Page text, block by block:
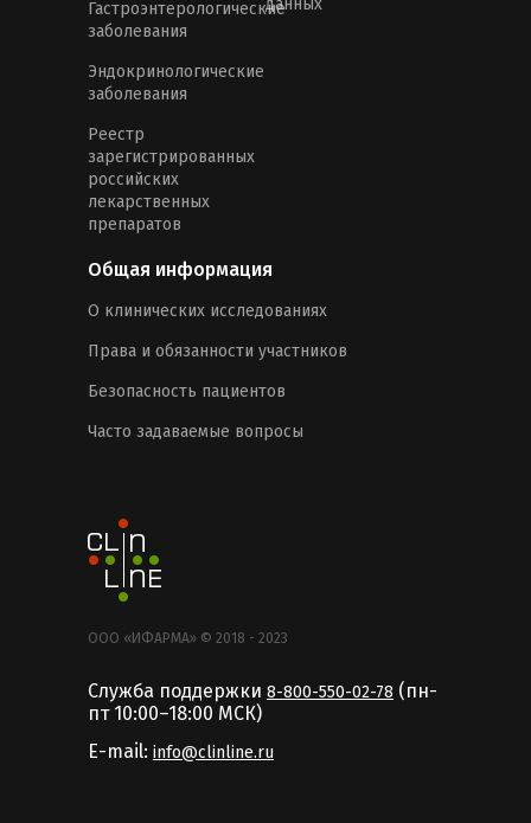
Гастроэнтерологические
заболевания
Эндокринологические
заболевания
Реестр
зарегистрированных
российских
лекарственных
препаратов
данных
Общая информация
О клинических исследованиях
Права и обязанности участников
Безопасность пациентов
Часто задаваемые вопросы
ООО «ИФАРМА» © 2018 - 2023
Служба поддержки 8-800-550-02-78 (пн-
пт 10:00–18:00 MCК)
E-mail: info@clinline.ru